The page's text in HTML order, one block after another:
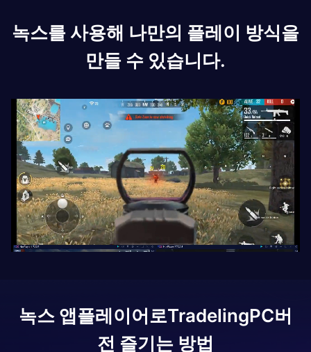
녹스를 사용해 나만의 플레이 방식을
만들 수 있습니다.
녹스 앱플레이어로TradelingPC버
전 즐기는 방법